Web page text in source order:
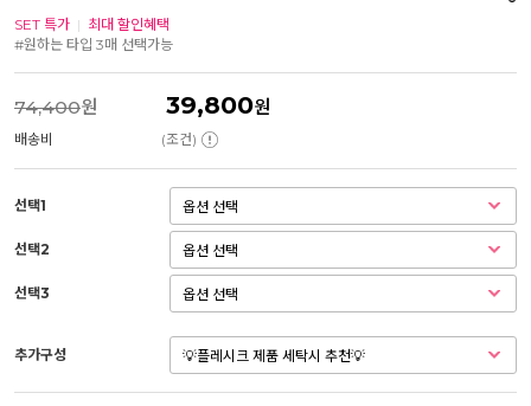
SET 특가 | 최대 할인혜택
#원하는 타입 3매 선택가능
74,400원 39,800원
배송비 (조건)
선택1
선택2
선택3
추가구성